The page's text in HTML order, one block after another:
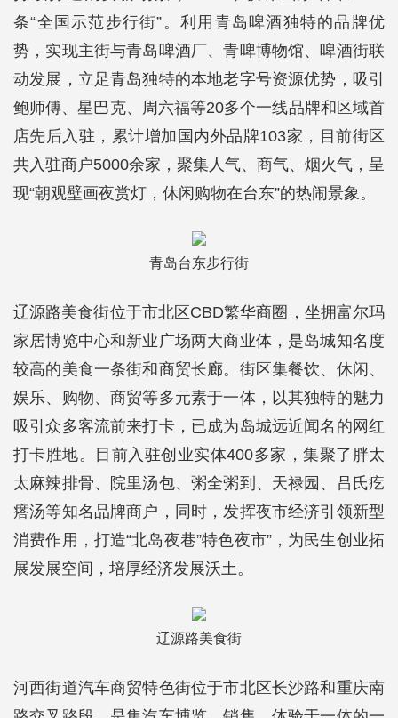
条“全国示范步行街”。利用青岛啤酒独特的品牌优
势，实现主街与青岛啤酒厂、青啤博物馆、啤酒街联
动发展，立足青岛独特的本地老字号资源优势，吸引
鲍师傅、星巴克、周六福等20多个一线品牌和区域首
店先后入驻，累计增加国内外品牌103家，目前街区
共入驻商户5000余家，聚集人气、商气、烟火气，呈
现“朝观壁画夜赏灯，休闲购物在台东”的热闹景象。
青岛台东步行街
辽源路美食街位于市北区CBD繁华商圈，坐拥富尔玛
家居博览中心和新业广场两大商业体，是岛城知名度
较高的美食一条街和商贸长廊。街区集餐饮、休闲、
娱乐、购物、商贸等多元素于一体，以其独特的魅力
吸引众多客流前来打卡，已成为岛城远近闻名的网红
打卡胜地。目前入驻创业实体400多家，集聚了胖太
太麻辣排骨、院里汤包、粥全粥到、天禄园、吕氏疙
瘩汤等知名品牌商户，同时，发挥夜市经济引领新型
消费作用，打造“北岛夜巷”特色夜市”，为民生创业拓
展发展空间，培厚经济发展沃土。
辽源路美食街
河西街道汽车商贸特色街位于市北区长沙路和重庆南